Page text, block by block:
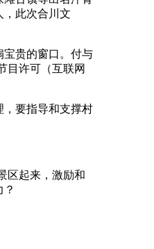
，此次合川文
贵的窗口。付与
目许可（互联网
要指导和支撑村
区起来，激励和